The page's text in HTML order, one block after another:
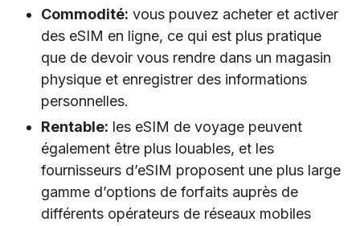
Commodité: vous pouvez acheter et activer
des eSIM en ligne, ce qui est plus pratique
que de devoir vous rendre dans un magasin
physique et enregistrer des informations
personnelles.
Rentable: les eSIM de voyage peuvent
également être plus louables, et les
fournisseurs d’eSIM proposent une plus large
gamme d’options de forfaits auprès de
différents opérateurs de réseaux mobiles